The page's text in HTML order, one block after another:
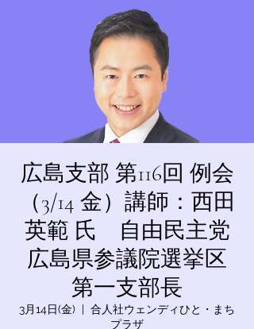
広島支部 第116回 例会
（3/14 金）講師：西田
英範 氏 自由民主党
広島県参議院選挙区
第一支部長
3月14日(金)
  |
合人社ウェンディひと・まち
プラザ